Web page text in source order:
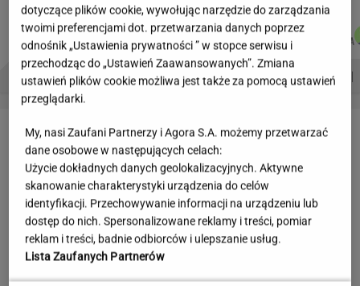
Autorzy:
MARCIN
KOZŁOWSKI
AGNIESZKA
NIEDZIAŁEK
WIKTORIA
BECZEK
JUSTYNA
BRYCZKOWSKA
PROBLEMY POLSKICH SIATKARZY ZNAK Z '30' WISŁAWA SZYMBORSKA
LETNIE OKAZJE
dotyczące plików cookie, wywołując narzędzie do zarządzania
twoimi preferencjami dot. przetwarzania danych poprzez
odnośnik „Ustawienia prywatności ” w stopce serwisu i
przechodząc do „Ustawień Zaawansowanych”. Zmiana
ustawień plików cookie możliwa jest także za pomocą ustawień
przeglądarki.
My, nasi Zaufani Partnerzy i Agora S.A. możemy przetwarzać
dane osobowe w następujących celach:
Użycie dokładnych danych geolokalizacyjnych. Aktywne
skanowanie charakterystyki urządzenia do celów
identyfikacji. Przechowywanie informacji na urządzeniu lub
dostęp do nich. Spersonalizowane reklamy i treści, pomiar
reklam i treści, badnie odbiorców i ulepszanie usług.
Lista Zaufanych Partnerów